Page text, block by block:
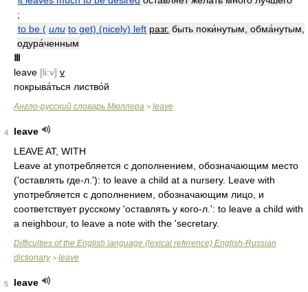
;
to be ( или to get) (nicely) left разг. быть поки́нутым, обма́нутым,
одура́ченным
Ⅲ
leave [li:v] v
покрыва́ться листво́й
Англо-русский словарь Мюллера > leave
4
leave
LEAVE AT, WITH
Leave at употребляется с дополнением, обозначающим место
('оставлять где-л.'): to leave a child at a nursery. Leave with
употребляется с дополнением, обозначающим лицо, и
соответствует русскому 'оставлять у кого-л.': to leave a child with
a neighbour, to leave a note with the 'secretary.
Difficulties of the English language (lexical reference) English-Russian
dictionary> leave
5
leave